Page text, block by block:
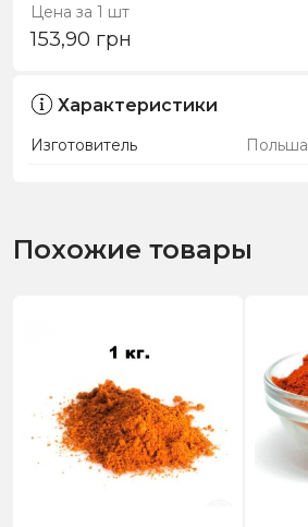
Цена за 1 шт
153,90 грн
Характеристики
Изготовитель Польша
Похожие товары